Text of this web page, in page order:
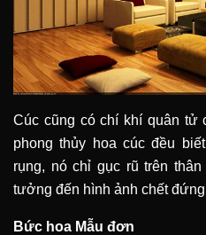
Cúc cũng có chí khí quân tử
phong thủy hoa cúc đều
rụng, nó chỉ gục rũ trên
tưởng đến hình ảnh chết
Bức hoa Mẫu đơn